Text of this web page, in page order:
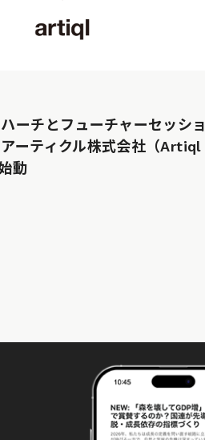
ハーチとフューチャーセッショ
ーティクル株式会社（Artiql
動